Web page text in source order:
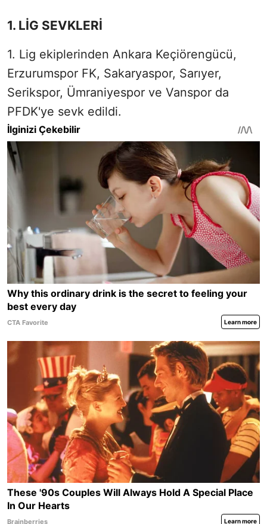
1. LİG SEVKLERİ
1. Lig ekiplerinden Ankara Keçiörengücü,
Erzurumspor FK, Sakaryaspor, Sarıyer,
Serikspor, Ümraniyespor ve Vanspor da
PFDK'ye sevk edildi.